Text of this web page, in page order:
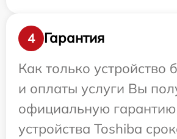
4
Гарантия
Как только устройство
и оплаты услуги Вы
официальную
устройства Toshiba